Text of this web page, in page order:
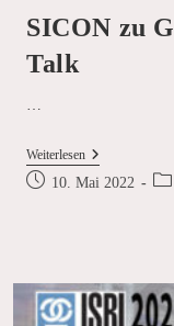
SICON zu
Talk
WeiterlesenSICON
Gast
Beitrag10. Mai 2022